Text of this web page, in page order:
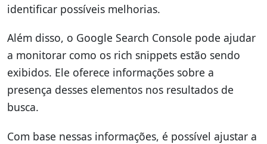
identificar possíveis melhorias.
Além disso, o Google Search Console pode ajudar
a monitorar como os rich snippets estão sendo
exibidos. Ele oferece informações sobre a
presença desses elementos nos resultados de
busca.
Com base nessas informações, é possível ajustar a